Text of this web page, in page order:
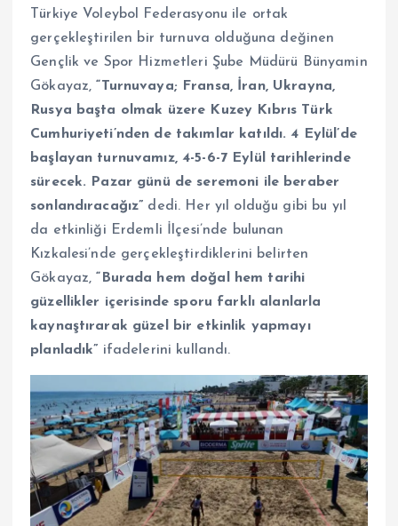
Türkiye Voleybol Federasyonu ile ortak
gerçekleştirilen bir turnuva olduğuna değinen
Gençlik ve Spor Hizmetleri Şube Müdürü Bünyamin
Gökayaz,“Turnuvaya; Fransa, İran, Ukrayna,
Rusya başta olmak üzere Kuzey Kıbrıs Türk
Cumhuriyeti’nden de takımlar katıldı. 4 Eylül’de
başlayan turnuvamız, 4-5-6-7 Eylül tarihlerinde
sürecek. Pazar günü de seremoni ile beraber
sonlandıracağız” dedi. Her yıl olduğu gibi bu yıl
da etkinliği Erdemli İlçesi’nde bulunan
Kızkalesi’nde gerçekleştirdiklerini belirten
Gökayaz,“Burada hem doğal hem tarihi
güzellikler içerisinde sporu farklı alanlarla
kaynaştırarak güzel bir etkinlik yapmayı
planladık” ifadelerini kullandı.